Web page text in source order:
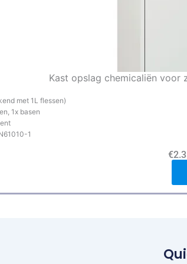
Kast opslag chemicaliën voor
met 1L flessen)
1x basen
1
€